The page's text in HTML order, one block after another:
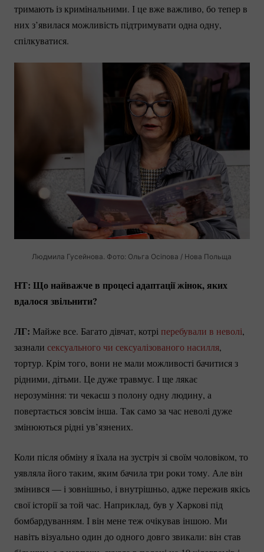
тримають із кримінальними. І це вже важливо, бо тепер в
них з’явилася можливість підтримувати одна одну,
спілкуватися.
Людмила Гусейнова. Фото: Ольга Осіпова / Нова Польща
НТ: Що найважче в процесі адаптації жінок, яких
вдалося звільнити?
ЛГ: Майже все. Багато дівчат, котрі перебували в неволі,
зазнали сексуального чи сексуалізованого насилля,
тортур. Крім того, вони не мали можливості бачитися з
рідними, дітьми. Це дуже травмує. І ще лякає
нерозуміння: ти чекаєш з полону одну людину, а
повертається зовсім інша. Так само за час неволі дуже
змінюються рідні ув’язнених.
Коли після обміну я їхала на зустріч зі своїм чоловіком, то
уявляла його таким, яким бачила три роки тому. Але він
змінився — і зовнішньо, і внутрішньо, адже пережив якісь
свої історії за той час. Наприклад, був у Харкові під
бомбардуванням. І він мене теж очікував іншою. Ми
навіть візуально один до одного довго звикали: він став